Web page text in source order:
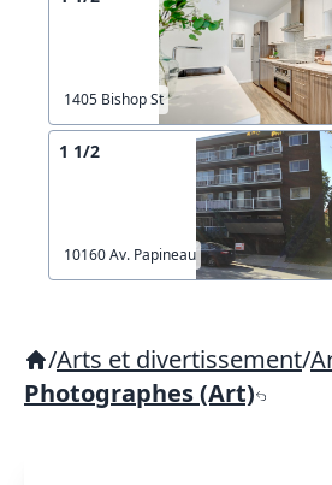
1405 Bishop St
1 1/2
10160 Av. Papineau
/Arts et divertissement/
Photographes (Art)